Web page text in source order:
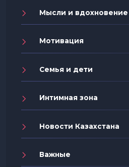
Мысли и вдохновение
Мотивация
Семья и дети
Интимная зона
Новости Казахстана
Важные